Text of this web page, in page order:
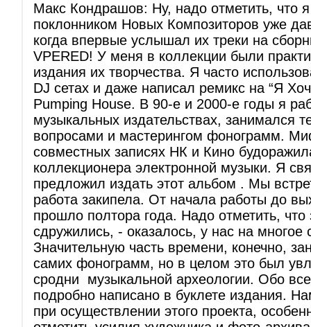
Макс Кондрашов: Ну, надо отметить, что
поклонником Новых Композиторов уже
когда впервые услышал их треки на
VPERED! У меня в коллекции были
издания их творчества. Я часто
DJ сетах и даже написал ремикс на “Я
Pumping House. В 90-е и 2000-е годы я
музыкальных издательствах, занимался
вопросами и мастерингом фонограмм.
совместных записях НК и Кино
коллекционера электронной музыки. Я
предложил издать этот альбом . Мы
работа закипела. От начала работы до
прошло полтора года. Надо отметить,
сдружились, - оказалось, у нас на многое
Значительную часть времени, конечно,
самих фонограмм, но в целом это был
сродни музыкальной археологии. Обо
подробно написано в буклете издания.
при осуществлении этого проекта,